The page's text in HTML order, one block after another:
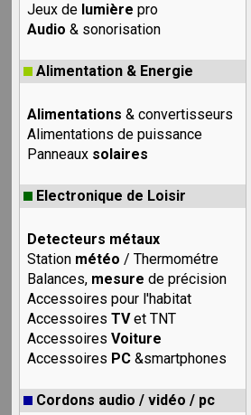
Jeux de lumière pro
Audio & sonorisation
Alimentation & Energie
Alimentations & convertisseurs
Alimentations de puissance
Panneaux solaires
Electronique de Loisir
Detecteurs métaux
Station météo / Thermométre
Balances, mesure de précision
Accessoires pour l'habitat
AccessoiresTVet TNT
AccessoiresVoiture
Accessoires PC &smartphones
Cordons audio / vidéo / pc